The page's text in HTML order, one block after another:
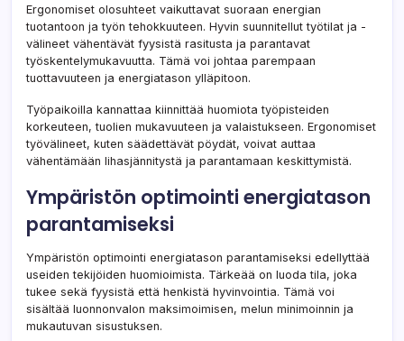
Ergonomiset olosuhteet vaikuttavat suoraan energian
tuotantoon ja työn tehokkuuteen. Hyvin suunnitellut työtilat ja -
välineet vähentävät fyysistä rasitusta ja parantavat
työskentelymukavuutta. Tämä voi johtaa parempaan
tuottavuuteen ja energiatason ylläpitoon.
Työpaikoilla kannattaa kiinnittää huomiota työpisteiden
korkeuteen, tuolien mukavuuteen ja valaistukseen. Ergonomiset
työvälineet, kuten säädettävät pöydät, voivat auttaa
vähentämään lihasjännitystä ja parantamaan keskittymistä.
Ympäristön optimointi energiatason
parantamiseksi
Ympäristön optimointi energiatason parantamiseksi edellyttää
useiden tekijöiden huomioimista. Tärkeää on luoda tila, joka
tukee sekä fyysistä että henkistä hyvinvointia. Tämä voi
sisältää luonnonvalon maksimoimisen, melun minimoinnin ja
mukautuvan sisustuksen.